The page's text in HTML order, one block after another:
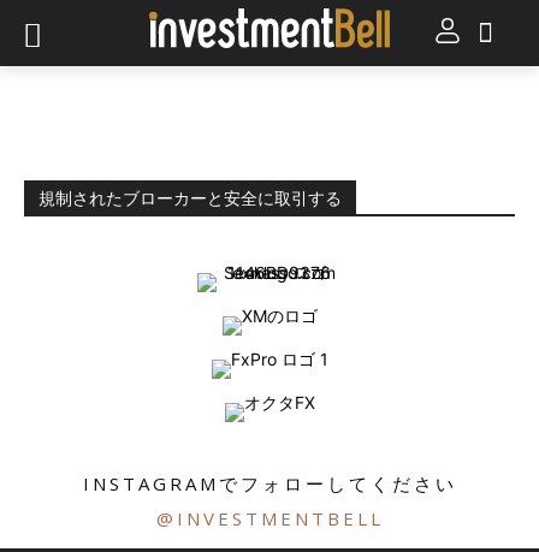
規制されたブローカーと安全に取引する
INSTAGRAMでフォローしてください
@INVESTMENTBELL